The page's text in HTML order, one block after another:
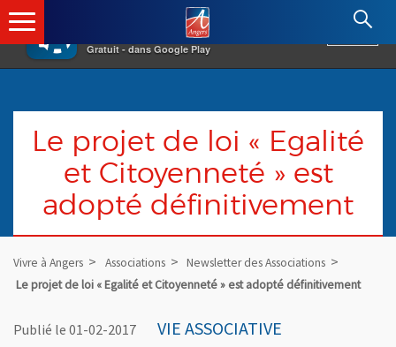
×
Gratuit - dans Google Play
Angers.fr : Retour à l'accueil
Le projet de loi « Egalité
et Citoyenneté » est
adopté définitivement
Vivre à Angers Associations
Newsletter des Associations
Le projet de loi « Egalité et Citoyenneté » est adopté définitivement
Publié le 01-02-2017 VIE ASSOCIATIVE